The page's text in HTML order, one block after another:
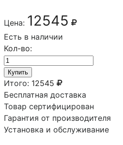
Цена: 12545
Есть в наличии
Кол-во:
Купить
Итого: 12545
Бесплатная доставка
Товар сертифицирован
Гарантия от производителя
Установка и обслуживание